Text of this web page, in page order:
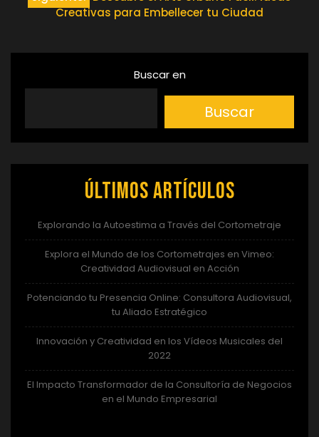
entradasCreativas para Embellecer tu Ciudad
Buscar en
Buscar
Últimos artículos
Explorando la Autoestima a Través del Cortometraje
Explora el Mundo de los Cortometrajes en Vimeo:
Creatividad Audiovisual en Acción
Potenciando tu Presencia Online: Consultora Audiovisual,
tu Aliado Estratégico
Innovación y Creatividad en los Vídeos Musicales del
2022
El Impacto Transformador de la Consultoría de Negocios
en el Mundo Empresarial